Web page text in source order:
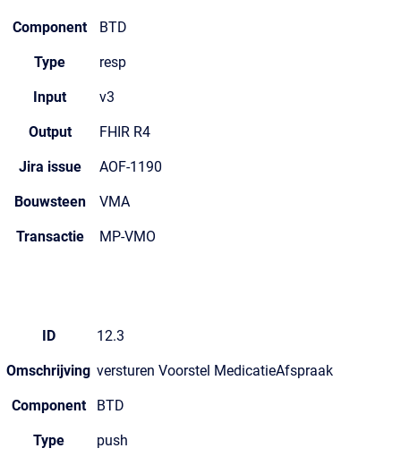
Component BTD
Type resp
Input v3
Output FHIR R4
Jira issue AOF-1190
Bouwsteen VMA
Transactie MP-VMO
ID 12.3
Omschrijving versturen Voorstel MedicatieAfspraak
Component BTD
Type push